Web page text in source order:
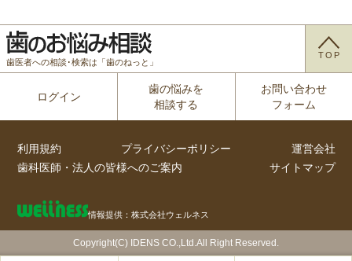
歯医者への相談･検索は「歯のねっと」
TOP
ログイン
歯の悩みを
相談する
お問い合わせ
フォーム
利用規約 プライバシーポリシー
運営会社
歯科医師・法人の皆様へのご案内
サイトマップ
情報提供：株式会社ウェルネス
Copyright(C) IDENS CO.,Ltd.All Right Reserved.